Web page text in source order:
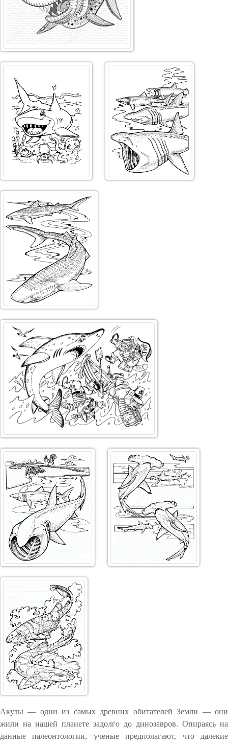
Акулы — одни из самых древних обитателей Земли — они
жили на нашей планете задолго до динозавров. Опираясь на
данные палеонтологии, ученые предполагают, что далекие